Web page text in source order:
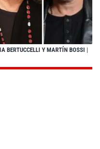
BERTUCCELLI Y MARTÍN BOSSI |